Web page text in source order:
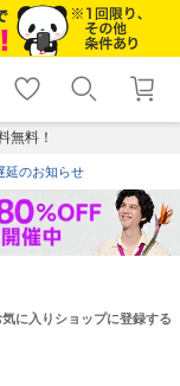
shopping_cart lock_outline
ログイン
無料！
延のお知らせ
気に入りショップに登録する